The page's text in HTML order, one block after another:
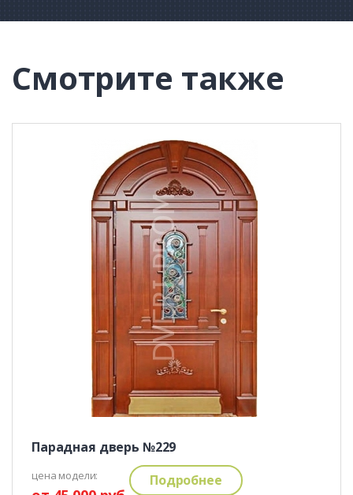
Смотрите также
Парадная дверь №229
цена модели: Подробнее